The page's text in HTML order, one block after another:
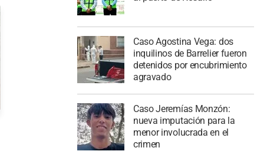
Caso Agostina Vega: dos
inquilinos de Barrelier fueron
detenidos por encubrimiento
agravado
Caso Jeremías Monzón:
nueva imputación para la
menor involucrada en el
crimen